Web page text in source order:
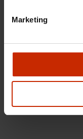
Marketing